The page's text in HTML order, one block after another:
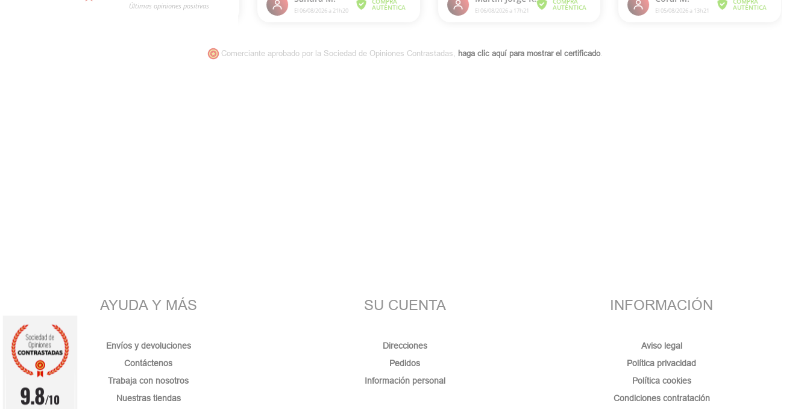
Comerciante aprobado por la Sociedad de Opiniones Contrastadas, haga clic aquí para mostrar el certificado.
AYUDA Y MÁS
Envíos y devoluciones
Contáctenos
Trabaja con nosotros
Nuestras tiendas
SU CUENTA
Direcciones
Pedidos
Información personal
INFORMACIÓN
Aviso legal
Política privacidad
Política cookies
Condiciones contratación
9.8/10